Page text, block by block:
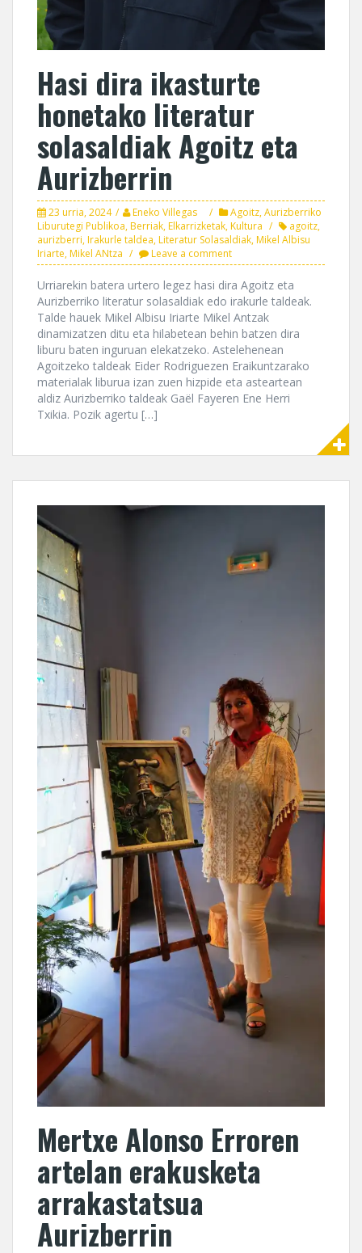
Hasi dira ikasturte
honetako literatur
solasaldiak Agoitz eta
Aurizberrin
23 urria, 2024 Eneko Villegas Agoitz,Aurizberriko
Liburutegi Publikoa,Berriak,Elkarrizketak,Kultura agoitz,
aurizberri,Irakurle taldea,Literatur Solasaldiak,Mikel Albisu
Iriarte,Mikel ANtza Leave a comment
Urriarekin batera urtero legez hasi dira Agoitz eta
Aurizberriko literatur solasaldiak edo irakurle taldeak.
Talde hauek Mikel Albisu Iriarte Mikel Antzak
dinamizatzen ditu eta hilabetean behin batzen dira
liburu baten inguruan elekatzeko. Astelehenean
Agoitzeko taldeak Eider Rodriguezen Eraikuntzarako
materialak liburua izan zuen hizpide eta asteartean
aldiz Aurizberriko taldeak Gaël Fayeren Ene Herri
Txikia. Pozik agertu […]
Mertxe Alonso Erroren
artelan erakusketa
arrakastatsua
Aurizberrin